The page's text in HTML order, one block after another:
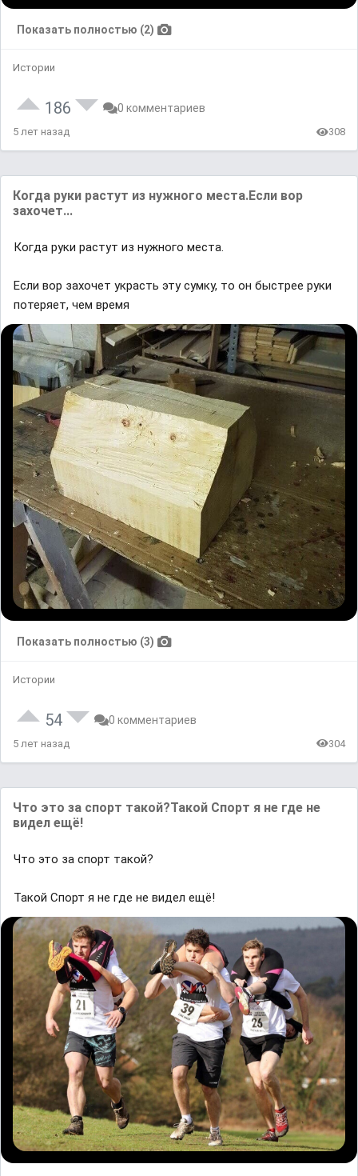
Показать полностью (2)
Истории
186 0 комментариев
5 лет назад 308
Когда руки растут из нужного места.Если вор
захочет...
Когда руки растут из нужного места.
Если вор захочет украсть эту сумку, то он быстрее руки
потеряет, чем время
Показать полностью (3)
Истории
54 0 комментариев
5 лет назад 304
Что это за спорт такой?Такой Спорт я не где не
видел ещё!
Что это за спорт такой?
Такой Спорт я не где не видел ещё!